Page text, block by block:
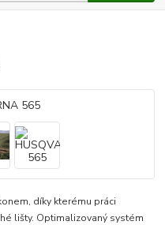
díky kterému práci
lišty. Optimalizovaný systém